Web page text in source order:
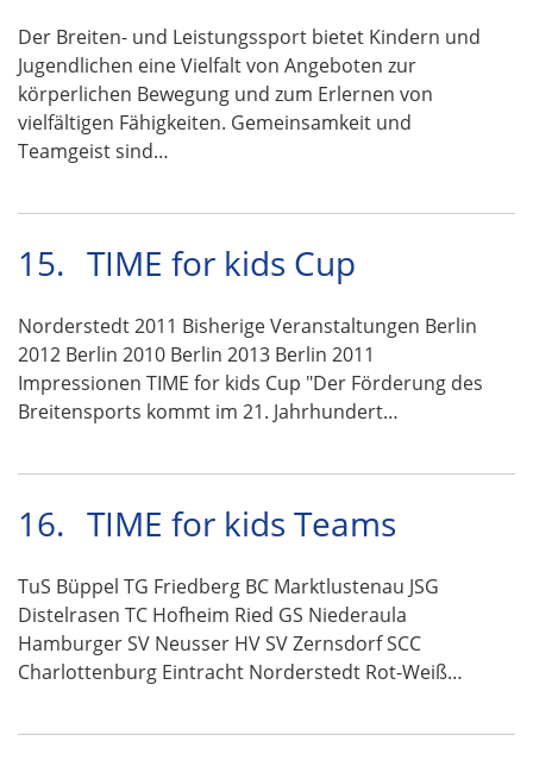
Der Breiten- und Leistungssport bietet Kindern und
Jugendlichen eine Vielfalt von Angeboten zur
körperlichen Bewegung und zum Erlernen von
vielfältigen Fähigkeiten. Gemeinsamkeit und
Teamgeist sind…
15. TIME for kids Cup
Norderstedt 2011 Bisherige Veranstaltungen Berlin
2012 Berlin 2010 Berlin 2013 Berlin 2011
Impressionen TIME for kids Cup "Der Förderung des
Breitensports kommt im 21. Jahrhundert…
16. TIME for kids Teams
TuS Büppel TG Friedberg BC Marktlustenau JSG
Distelrasen TC Hofheim Ried GS Niederaula
Hamburger SV Neusser HV SV Zernsdorf SCC
Charlottenburg Eintracht Norderstedt Rot-Weiß…